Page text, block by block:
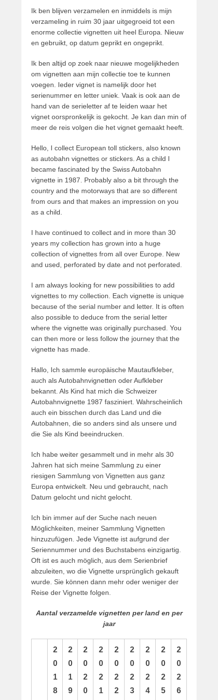
Ik ben blijven verzamelen en inmiddels is mijn
verzameling in ruim 30 jaar uitgegroeid tot een
enorme collectie vignetten uit heel Europa. Nieuw
en gebruikt, op datum geprikt en ongeprikt.
Ik ben altijd op zoek naar nieuwe mogelijkheden
om vignetten aan mijn collectie toe te kunnen
voegen. Ieder vignet is namelijk door het
serienummer en letter uniek. Vaak is ook aan de
hand van de serieletter af te leiden waar het
vignet oorspronkelijk is gekocht. Je kan dan min of
meer de reis volgen die het vignet gemaakt heeft.
Hello, I collect European toll stickers, also known
as autobahn vignettes or stickers. As a child I
became fascinated by the Swiss Autobahn
vignette in 1987. Probably also a bit through the
country and the motorways that are so different
from ours and that makes an impression on you
as a child.
I have continued to collect and in more than 30
years my collection has grown into a huge
collection of vignettes from all over Europe. New
and used, perforated by date and not perforated.
I am always looking for new possibilities to add
vignettes to my collection. Each vignette is unique
because of the serial number and letter. It is often
also possible to deduce from the serial letter
where the vignette was originally purchased. You
can then more or less follow the journey that the
vignette has made.
Hallo, Ich sammle europäische Mautaufkleber,
auch als Autobahnvignetten oder Aufkleber
bekannt. Als Kind hat mich die Schweizer
Autobahnvignette 1987 fasziniert. Wahrscheinlich
auch ein bisschen durch das Land und die
Autobahnen, die so anders sind als unsere und
die Sie als Kind beeindrucken.
Ich habe weiter gesammelt und in mehr als 30
Jahren hat sich meine Sammlung zu einer
riesigen Sammlung von Vignetten aus ganz
Europa entwickelt. Neu und gebraucht, nach
Datum gelocht und nicht gelocht.
Ich bin immer auf der Suche nach neuen
Möglichkeiten, meiner Sammlung Vignetten
hinzuzufügen. Jede Vignette ist aufgrund der
Seriennummer und des Buchstabens einzigartig.
Oft ist es auch möglich, aus dem Serienbrief
abzuleiten, wo die Vignette ursprünglich gekauft
wurde. Sie können dann mehr oder weniger der
Reise der Vignette folgen.
Aantal verzamelde vignetten per land en per
jaar
2
0
1
8
2
0
1
9
2
0
2
0
2
0
2
1
2
0
2
2
2
0
2
3
2
0
2
4
2
0
2
5
2
0
2
6